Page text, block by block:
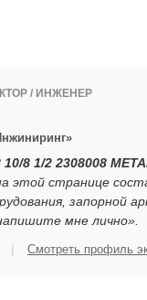
/ ИНЖЕНЕР
10/8 1/2 2308008
этой странице
запорной
мне лично».
| Смотреть профиль